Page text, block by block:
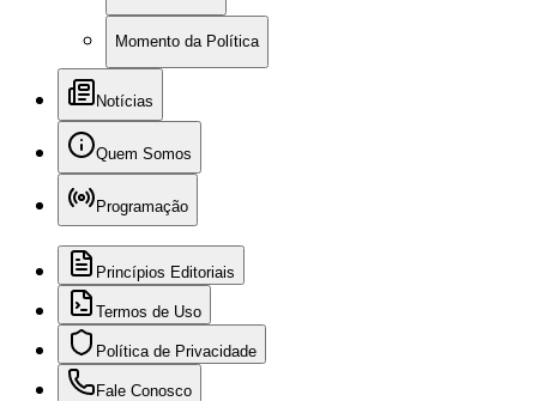
Momento da Política
Notícias
Quem Somos
Programação
Princípios Editoriais
Termos de Uso
Política de Privacidade
Fale Conosco